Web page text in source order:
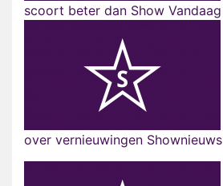
scoort beter dan Show Vandaag
over vernieuwingen Shownieuws